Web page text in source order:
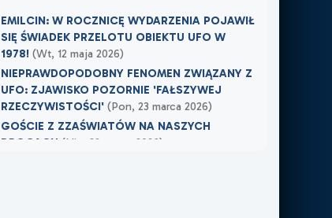
EMILCIN: W ROCZNICĘ WYDARZENIA POJAWIŁ
SIĘ ŚWIADEK PRZELOTU OBIEKTU UFO W
1978!(Wt, 12 maja 2026)
NIEPRAWDOPODOBNY FENOMEN ZWIĄZANY Z
UFO: ZJAWISKO POZORNIE 'FAŁSZYWEJ
RZECZYWISTOŚCI'(Pon, 23 marca 2026)
GOŚCIE Z ZZAŚWIATÓW NA NASZYCH
DROGACH (Nie, 22 marca 2026)